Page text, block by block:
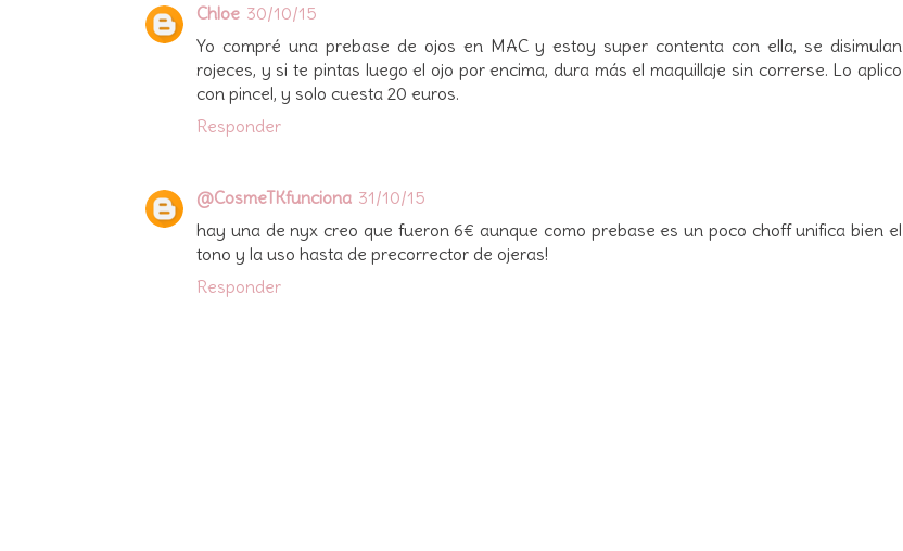
Chloe 30/10/15
Yo compré una prebase de ojos en MAC y estoy super contenta con ella, se disimulan
rojeces, y si te pintas luego el ojo por encima, dura más el maquillaje sin correrse. Lo aplico
con pincel, y solo cuesta 20 euros.
Responder
@CosmeTKfunciona 31/10/15
hay una de nyx creo que fueron 6€ aunque como prebase es un poco choff unifica bien el
tono y la uso hasta de precorrector de ojeras!
Responder